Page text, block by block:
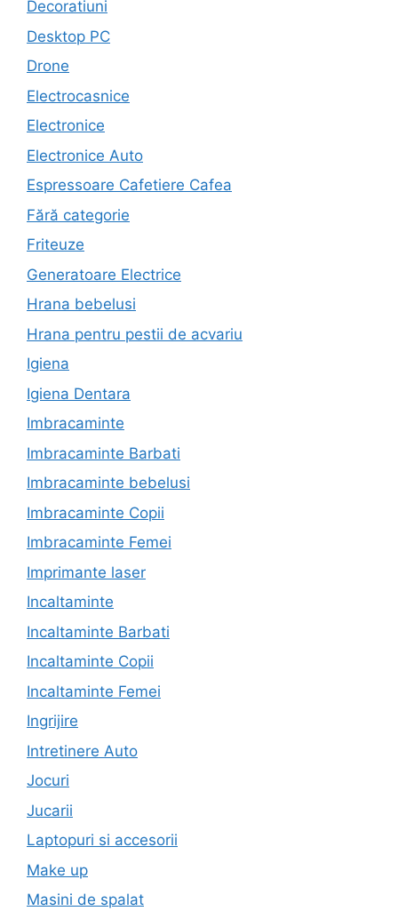
Decoratiuni
Desktop PC
Drone
Electrocasnice
Electronice
Electronice Auto
Espressoare Cafetiere Cafea
Fără categorie
Friteuze
Generatoare Electrice
Hrana bebelusi
Hrana pentru pestii de acvariu
Igiena
Igiena Dentara
Imbracaminte
Imbracaminte Barbati
Imbracaminte bebelusi
Imbracaminte Copii
Imbracaminte Femei
Imprimante laser
Incaltaminte
Incaltaminte Barbati
Incaltaminte Copii
Incaltaminte Femei
Ingrijire
Intretinere Auto
Jocuri
Jucarii
Laptopuri si accesorii
Make up
Masini de spalat